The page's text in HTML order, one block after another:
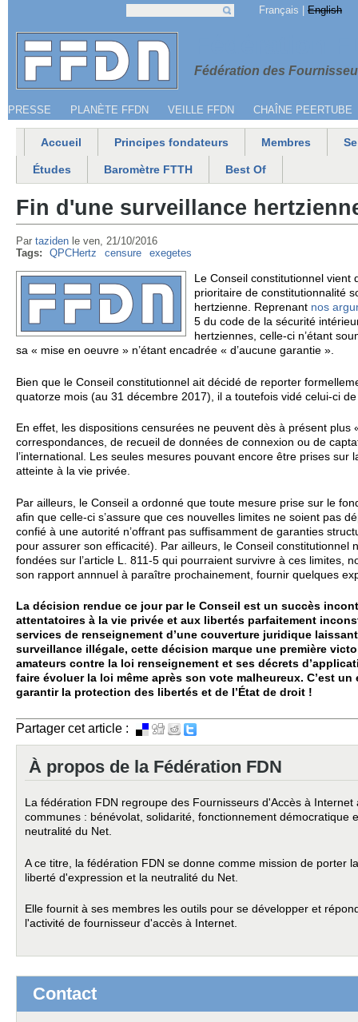
Jump to navigation
Fédération des
Menu secondaire
PRESSE PLANÈTE FFDN VEILLE FFDN CHAÎNE PEERTUBE
Français English
Menu principal
Accueil Principes fondateurs Membres
Études Baromètre FTTH Best Of
Fin d'une surveillance
Par taziden le ven, 21/10/2016
Tags:
QPCHertz censure exegetes
Le Conseil constitutionnel vient
prioritaire de constitutionnalité
hertzienne. Reprenant nos
5 du code de la sécurité
hertziennes, celle-ci n’étant
sa « mise en oeuvre » n’étant encadrée « d’aucune garantie ».
Bien que le Conseil constitutionnel ait décidé de reporter
quatorze mois (au 31 décembre 2017), il a toutefois vidé celui-ci
En effet, les dispositions censurées ne peuvent dès à présent
correspondances, de recueil de données de connexion ou de
l’international. Les seules mesures pouvant encore être prises
atteinte à la vie privée.
Par ailleurs, le Conseil a ordonné que toute mesure prise sur le
afin que celle-ci s’assure que ces nouvelles limites ne soient pas
confié à une autorité n’offrant pas suffisamment de garanties
pour assurer son efficacité). Par ailleurs, le Conseil constitutionnel
fondées sur l’article L. 811-5 qui pourraient survivre à ces limites,
son rapport annnuel à paraître prochainement, fournir quelques
La décision rendue ce jour par le Conseil est un succès
attentatoires à la vie privée et aux libertés parfaitement
services de renseignement d’une couverture juridique
surveillance illégale, cette décision marque une première
amateurs contre la loi renseignement et ses décrets
faire évoluer la loi même après son vote malheureux. C’est
garantir la protection des libertés et de l’État de droit !
Partager cet article :
À propos de la Fédération FDN
La fédération FDN regroupe des Fournisseurs d'Accès à
communes : bénévolat, solidarité, fonctionnement démocratique
neutralité du Net.
A ce titre, la fédération FDN se donne comme mission de porter
liberté d'expression et la neutralité du Net.
Elle fournit à ses membres les outils pour se développer et
l'activité de fournisseur d'accès à Internet.
Contact